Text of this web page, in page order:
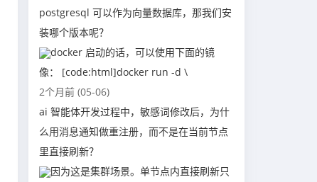
postgresql 可以作为向量数据库，那我们安
装哪个版本呢？
docker 启动的话，可以使用下面的镜
像： [code:html]docker run -d \
2个月前 (05-06)
ai 智能体开发过程中，敏感词修改后，为什
么用消息通知做重注册，而不是在当前节点
里直接刷新？
因为这是集群场景。单节点内直接刷新只